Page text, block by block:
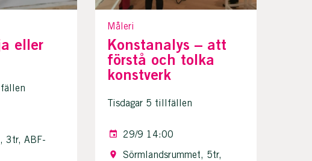
eller
3tr, ABF-
Måleri
Konstanalys – att
förstå och tolka
konstverk
Tisdagar 5 tillfällen
29/9 14:00
Sörmlandsrummet, 5tr,